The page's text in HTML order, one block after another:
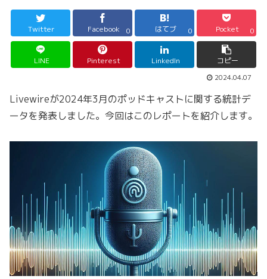
Twitter Facebook 0 はてブ 0 Pocket 0
LINE Pinterest LinkedIn コピー
2024.04.07
Livewireが2024年3月のポッドキャストに関する統計デ
ータを発表しました。今回はこのレポートを紹介します。